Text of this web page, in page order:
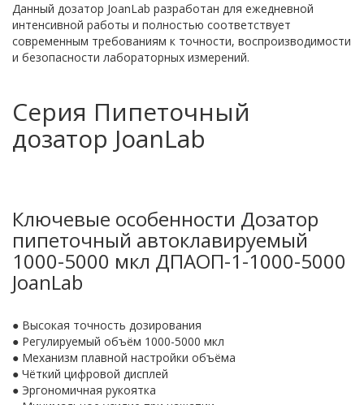
Данный дозатор JoanLab разработан для ежедневной
интенсивной работы и полностью соответствует
современным требованиям к точности, воспроизводимости
и безопасности лабораторных измерений.
Серия Пипеточный
дозатор JoanLab
Ключевые особенности Дозатор
пипеточный автоклавируемый
1000-5000 мкл ДПАОП-1-1000-5000
JoanLab
● Высокая точность дозирования
● Регулируемый объём 1000-5000 мкл
● Механизм плавной настройки объёма
● Чёткий цифровой дисплей
● Эргономичная рукоятка